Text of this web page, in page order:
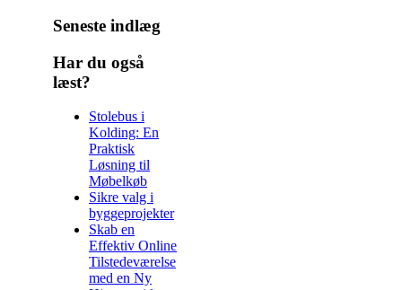
Seneste indlæg
Har du også
læst?
Stolebus i
Kolding: En
Praktisk
Løsning til
Møbelkøb
Sikre valg i
byggeprojekter
Skab en
Effektiv Online
Tilstedeværelse
med en Ny